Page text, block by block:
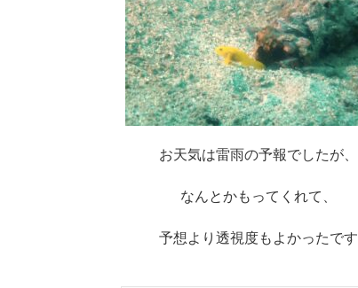
お天気は雷雨の予報でしたが、
なんとかもってくれて、
予想より透視度もよかったです